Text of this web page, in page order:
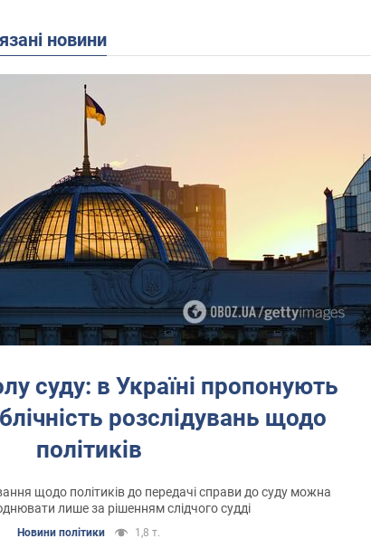
новини
суду: в Україні пропонують
розслідувань щодо
політиків
щодо політиків до передачі справи до суду можна
лише за рішенням слідчого судді
Новини політики 1,8 т.